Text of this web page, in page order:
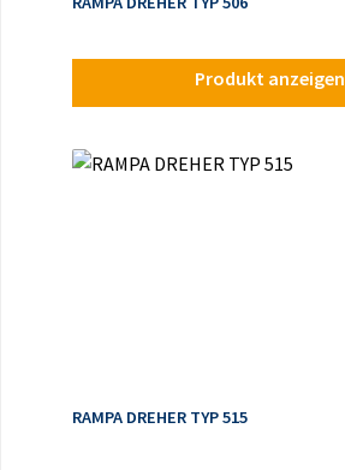
Produkt anzeigen
RAMPA DREHER TYP 515